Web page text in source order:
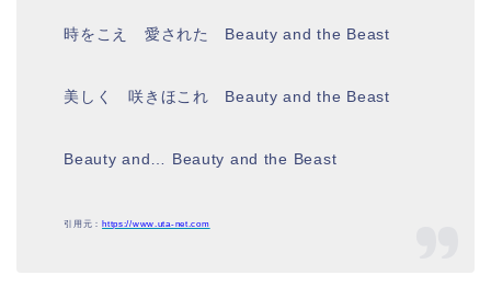
時をこえ 愛された Beauty and the Beast
美しく 咲きほこれ Beauty and the Beast
Beauty and… Beauty and the Beast
引用元： https://www.uta-net.com